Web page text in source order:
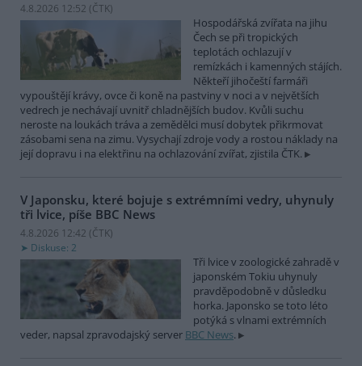
4.8.2026 12:52 (ČTK)
Hospodářská zvířata na jihu
Čech se při tropických
teplotách ochlazují v
remízkách i kamenných stájích.
Někteří jihočeští farmáři
vypouštějí krávy, ovce či koně na pastviny v noci a v největších
vedrech je nechávají uvnitř chladnějších budov. Kvůli suchu
neroste na loukách tráva a zemědělci musí dobytek přikrmovat
zásobami sena na zimu. Vysychají zdroje vody a rostou náklady na
její dopravu i na elektřinu na ochlazování zvířat, zjistila ČTK.
V Japonsku, které bojuje s extrémními vedry, uhynuly
tři lvice, píše BBC News
4.8.2026 12:42 (ČTK)
Diskuse: 2
Tři lvice v zoologické zahradě v
japonském Tokiu uhynuly
pravděpodobně v důsledku
horka. Japonsko se toto léto
potýká s vlnami extrémních
veder, napsal zpravodajský server BBC News.